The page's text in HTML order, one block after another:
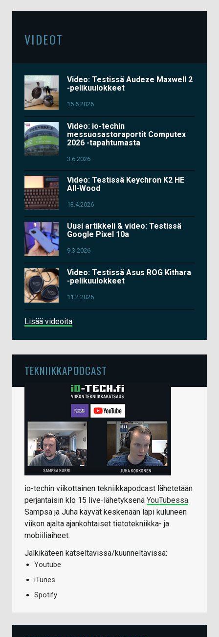
VIDEOT
Video: Testissä Audeze Maxwell 2
-pelikuulokkeet
15.6.2026
Video: io-techin
messuosastoraportit Computex
2026 -tapahtumasta
3.6.2026
Video: Testissä Keychron K2 HE
All-Wood
13.4.2026
Uusi artikkeli & video: Testissä
Google Pixel 10a
9.3.2026
Video: Testissä Asus ROG Kithara
-pelikuulokkeet
11.2.2026
Lisää videoita
TEKNIIKKAPODCAST
io-techin viikottainen tekniikkapodcast lähetetään
perjantaisin klo 15 live-lähetyksenä YouTubessa.
Sampsa ja Juha käyvät keskenään läpi kuluneen
viikon ajalta ajankohtaiset tietotekniikka- ja
mobiiliaiheet.
Jälkikäteen katseltavissa/kuunneltavissa:
Youtube
iTunes
Spotify